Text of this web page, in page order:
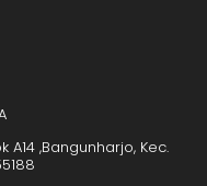
A14 ,Bangunharjo, Kec.